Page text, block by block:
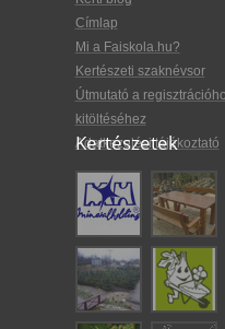
Címlap
Mi a Faiskola.hu?
Kertészeti szaknévsor
Útmutató a
kitöltéséhez
Adatkezelési tájékoztató
Kertészetek